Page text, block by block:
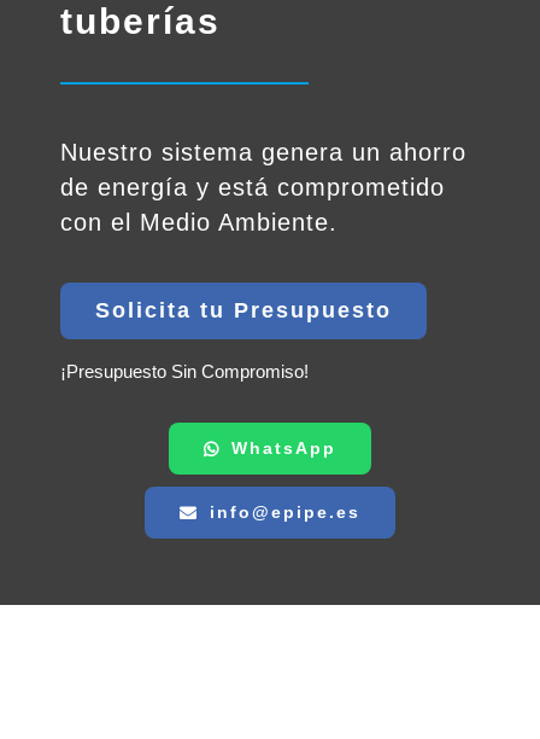
tuberías
Nuestro sistema genera un ahorro
de energía y está comprometido
con el Medio Ambiente.
Solicita tu Presupuesto
¡Presupuesto Sin Compromiso!
WhatsApp
info@epipe.es